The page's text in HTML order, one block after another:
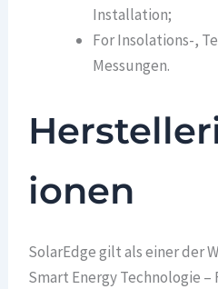
Installation;
For Insolations-,
Messungen.
ionen
SolarEdge gilt als einer der
Smart Energy Technologie –